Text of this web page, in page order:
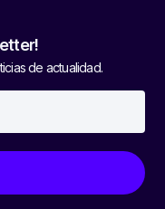
de actualidad.